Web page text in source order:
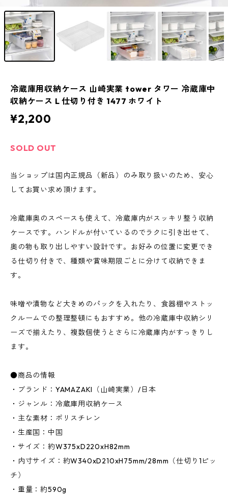
冷蔵庫用収納ケース 山崎実業 tower タワー 冷蔵庫中
収納ケース L 仕切り付き 1477 ホワイト
¥2,200
SOLD OUT
当ショップは国内正規品（新品）のみ取り扱いのため、安心
してお買い求め頂けます。
冷蔵庫奥のスペースも使えて、冷蔵庫内がスッキリ整う収納
ケースです。ハンドルが付いているのでラクに引き出せて、
奥の物も取り出しやすい設計です。お好みの位置に変更でき
る仕切り付きで、種類や賞味期限ごとに分けて収納できま
す。
味噌や漬物など大きめのパックを入れたり、食器棚やストッ
クルームでの整理整頓にもおすすめ。他の冷蔵庫中収納シリ
ーズで揃えたり、複数個使うとさらに冷蔵庫内がすっきりし
ます。
●商品の情報
・ブランド：YAMAZAKI（山崎実業）/日本
・ジャンル：冷蔵庫用収納ケース
・主な素材：ポリスチレン
・生産国：中国
・サイズ：約W375xD220xH82mm
・内寸サイズ：約W340xD210xH75mm/28mm（仕切り1ピッ
チ）
・重量：約590g